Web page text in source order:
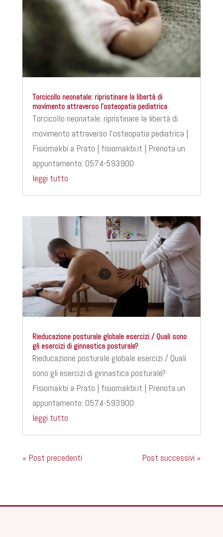
Torcicollo neonatale: ripristinare la libertà di
movimento attraverso l’osteopatia pediatrica
Torcicollo neonatale: ripristinare la libertà di
movimento attraverso l’osteopatia pediatrica |
Fisiomakbi a Prato | fisiomakbi.it | Prenota un
appuntamento: 0574-593900
leggi tutto
Rieducazione posturale globale esercizi / Quali sono
gli esercizi di ginnastica posturale?
Rieducazione posturale globale esercizi / Quali
sono gli esercizi di ginnastica posturale?
Fisiomakbi a Prato | fisiomakbi.it | Prenota un
appuntamento: 0574-593900
leggi tutto
« Post precedenti Post successivi »